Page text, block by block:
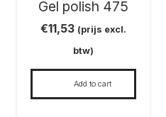
Gel polish 475
€11,53 (prijs excl.
btw)
Add to cart